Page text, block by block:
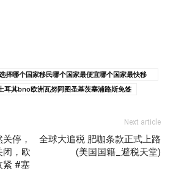
择哪个国家移民哪个国家最便宜哪个国家最快移
耳其bno欧洲瓦努阿图圣基茨塞浦路斯免签
停，
闭，欧
紧 #塞
Next article
全球大追税 肥咖条款正式上路
(美国国籍_避税天堂)